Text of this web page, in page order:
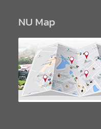
NU Map